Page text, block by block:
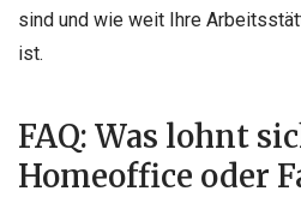
sind und wie weit Ihre
ist.
FAQ: Was lohnt
Homeoffice oder